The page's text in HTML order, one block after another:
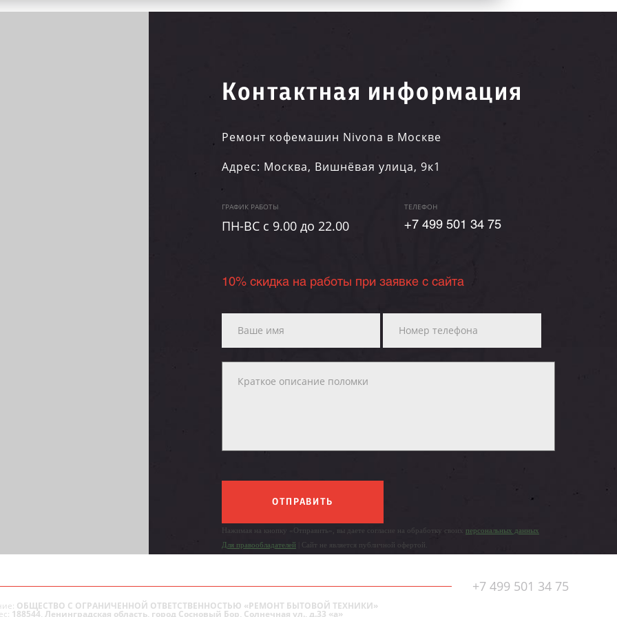
Контактная информация
Ремонт кофемашин Nivona в Москве
Адрес: Москва, Вишнёвая улица, 9к1
ГРАФИК РАБОТЫ
ПН-ВC c 9.00 до 22.00
ТЕЛЕФОН
+7 499 501 34 75
10% скидка на работы при заявке с сайта
ОТПРАВИТЬ
Нажимая на кнопку «Отправить», вы даете согласие на обработку своих персональных данных
Для правообладателей | Сайт не является публичной офертой.
+7 499 501 34 75
ОБЩЕСТВО С ОГРАНИЧЕННОЙ ОТВЕТСТВЕННОСТЬЮ «РЕМОНТ БЫТОВОЙ ТЕХНИКИ»
188544, Ленинградская область, город Сосновый Бор, Солнечная ул., д.33 «а»